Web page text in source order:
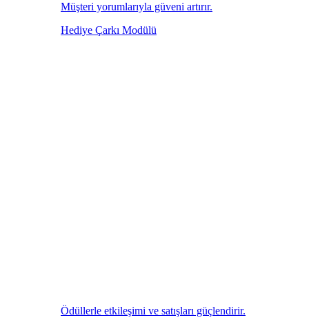
Müşteri yorumlarıyla güveni artırır.
Hediye Çarkı Modülü
Ödüllerle etkileşimi ve satışları güçlendirir.